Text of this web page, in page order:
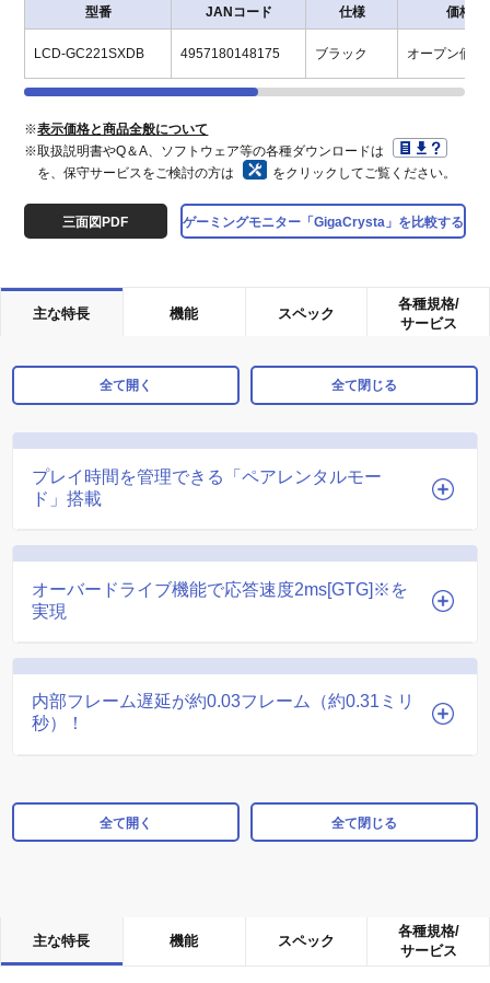
型番 JANコード 仕様 価格
LCD-GC221SXDB 4957180148175 ブラック オープン価
※表示価格と商品全般について
※取扱説明書やQ＆A、ソフトウェア等の各種ダウンロードは
を、保守サービスをご検討の方は
をクリックしてご覧ください。
三面図PDF ゲーミングモニター「GigaCrysta」を比較する
主な特長 機能 スペック
各種規格/
サービス
全て開く 全て閉じる
プレイ時間を管理できる「ペアレンタルモー
ド」搭載
オーバードライブ機能で応答速度2ms[GTG]※を
実現
内部フレーム遅延が約0.03フレーム（約0.31ミリ
秒）！
全て開く 全て閉じる
主な特長 機能 スペック
各種規格/
サービス